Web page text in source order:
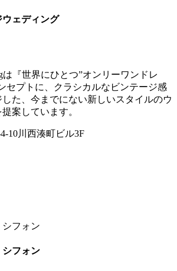
は『世界にひとつ”オンリーワンドレ
セプトに、クラシカルなビンテージ感
た、今までにない新しいスタイルのウ
案しています。
10川西湊町ビル3F